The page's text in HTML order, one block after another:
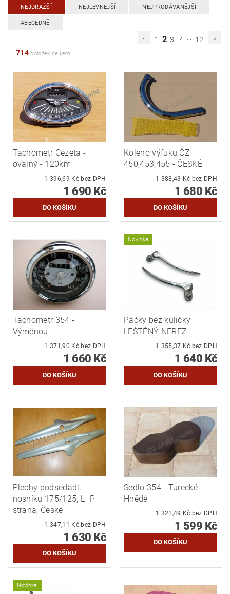
NEJDRAŽŠÍ NEJLEVNĚJŠÍ NEJPRODÁVANĚJŠÍ
ABECEDNĚ
1 2 3 4 ... 12
714položek celkem
Tachometr Cezeta -
ovalný - 120km
1 396,69 Kč bez DPH
1 690 Kč
Koleno výfuku ČZ
450,453,455 - ČESKÉ
1 388,43 Kč bez DPH
1 680 Kč
Tachometr 354 -
Výměnou
1 371,90 Kč bez DPH
1 660 Kč
Novinka
Páčky bez kuličky
LEŠTĚNÝ NEREZ
1 355,37 Kč bez DPH
1 640 Kč
Plechy podsedadl.
nosníku 175/125, L+P
strana, České
1 347,11 Kč bez DPH
1 630 Kč
Sedlo 354 - Turecké -
Hnědé
1 321,49 Kč bez DPH
1 599 Kč
Novinka